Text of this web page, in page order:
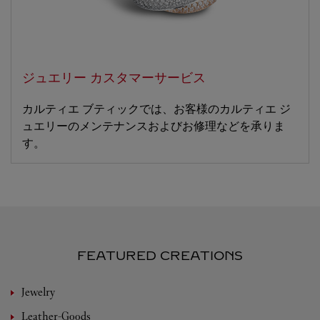
ジュエリー カスタマーサービス
カルティエ ブティックでは、お客様のカルティエ ジ
ュエリーのメンテナンスおよびお修理などを承りま
す。
FEATURED CREATIONS
Jewelry
Leather-Goods